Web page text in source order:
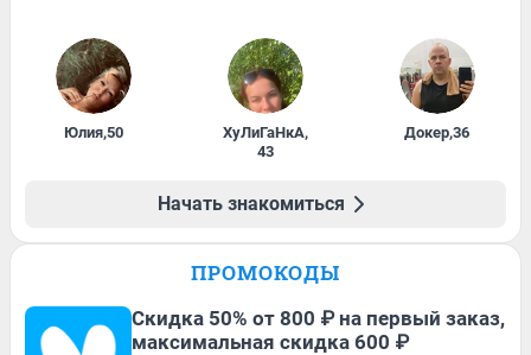
Юлия,50 ХуЛиГаНкА,
43
Докер,36
Начать знакомиться
ПРОМОКОДЫ
Скидка 50% от 800 ₽ на первый заказ,
максимальная скидка 600 ₽